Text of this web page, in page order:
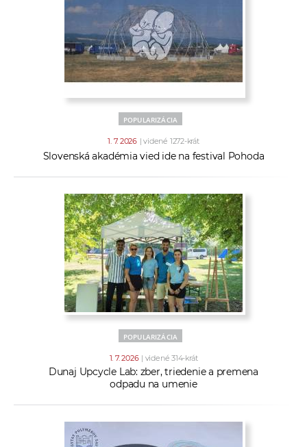
POPULARIZÁCIA
1. 7. 2026 | videné 1272-krát
Slovenská akadémia vied ide na festival Pohoda
POPULARIZÁCIA
1. 7. 2026 | videné 314-krát
Dunaj Upcycle Lab: zber, triedenie a premena
odpadu na umenie